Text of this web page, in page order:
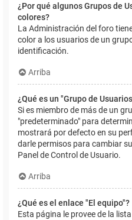
¿Por qué algunos Grupos de
colores?
La Administración del foro
color a los usuarios de un
identificación.
Arriba
¿Qué es un "Grupo de
Si es miembro de más de un
"predeterminado" para
mostrará por defecto en su
darle permisos para cambiar
Panel de Control de Usuario.
Arriba
¿Qué es el enlace "El equipo"?
Esta página le provee de la